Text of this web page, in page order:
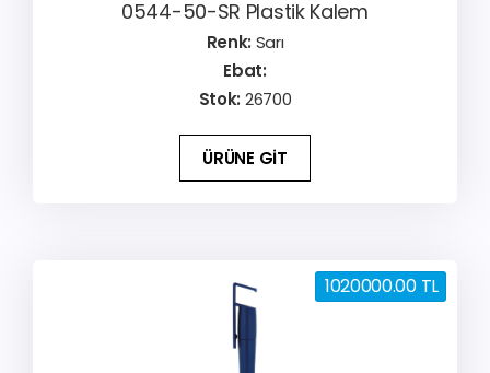
0544-50-SR Plastik Kalem
Renk: Sarı
Ebat:
Stok: 26700
ÜRÜNE GİT
1020000.00 TL